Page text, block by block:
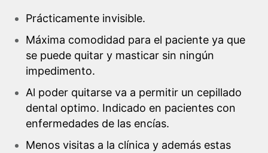
Prácticamente invisible.
Máxima comodidad para el paciente ya que
se puede quitar y masticar sin ningún
impedimento.
Al poder quitarse va a permitir un cepillado
dental optimo. Indicado en pacientes con
enfermedades de las encías.
Menos visitas a la clínica y además estas